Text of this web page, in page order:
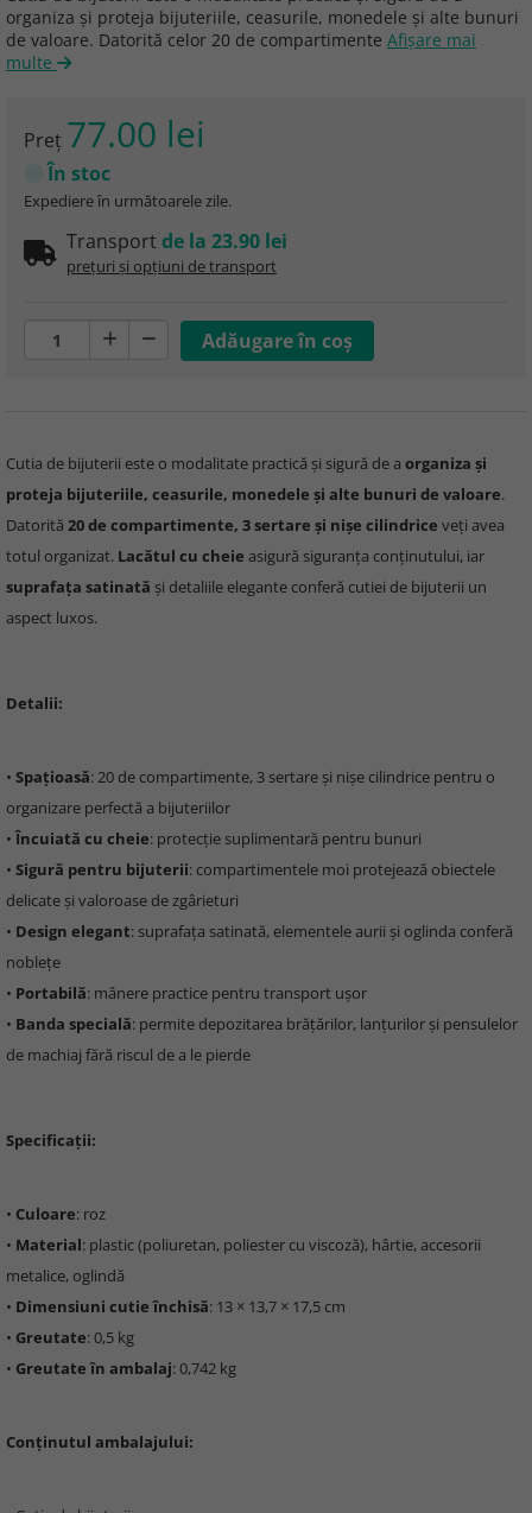
organiza și proteja bijuteriile, ceasurile, monedele și alte bunuri
de valoare. Datorită celor 20 de compartimente Afişare mai
multe
Preţ 77.00 lei
În stoc
Expediere în următoarele zile.
Transport de la 23.90 lei
prețuri și opțiuni de transport
Cutia de bijuterii este o modalitate practică și sigură de a organiza și
proteja bijuteriile, ceasurile, monedele și alte bunuri de valoare.
Datorită 20 de compartimente, 3 sertare și nișe cilindrice veți avea
totul organizat. Lacătul cu cheie asigură siguranța conținutului, iar
suprafața satinată și detaliile elegante conferă cutiei de bijuterii un
aspect luxos.
Detalii:
• Spațioasă: 20 de compartimente, 3 sertare și nișe cilindrice pentru o
organizare perfectă a bijuteriilor
•Încuiată cu cheie: protecție suplimentară pentru bunuri
• Sigură pentru bijuterii: compartimentele moi protejează obiectele
delicate și valoroase de zgârieturi
• Design elegant: suprafața satinată, elementele aurii și oglinda conferă
noblețe
• Portabilă: mânere practice pentru transport ușor
• Banda specială: permite depozitarea brățărilor, lanțurilor și pensulelor
de machiaj fără riscul de a le pierde
Specificații:
• Culoare: roz
• Material: plastic (poliuretan, poliester cu viscoză), hârtie, accesorii
metalice, oglindă
• Dimensiuni cutie închisă: 13 × 13,7 × 17,5 cm
• Greutate: 0,5 kg
• Greutate în ambalaj: 0,742 kg
Conținutul ambalajului: